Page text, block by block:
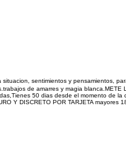
sentimientos y pensamientos,
de amarres y magia blanca.METE
50 dias desde el momento de
Y DISCRETO POR TARJETA mayores